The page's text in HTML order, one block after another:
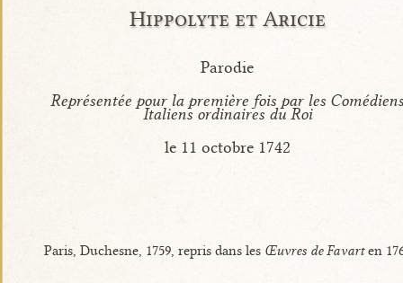
Hippolyte et Aricie
Parodie
Représentée pour la première fois par les
Italiens ordinaires du Roi
le 11 octobre 1742
Paris, Duchesne, 1759, repris dans les Œuvres de Favarten